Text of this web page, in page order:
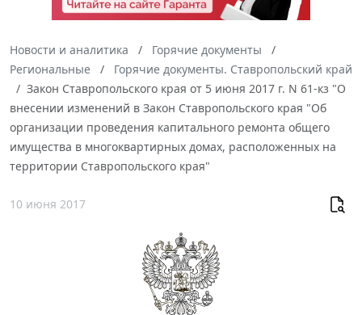
Новости и аналитика
Горячие документы
Региональные
Горячие документы. Ставропольский край
Закон Ставропольского края от 5 июня 2017 г. N 61-кз "О
внесении изменений в Закон Ставропольского края "Об
организации проведения капитального ремонта общего
имущества в многоквартирных домах, расположенных на
территории Ставропольского края"
10 июня 2017